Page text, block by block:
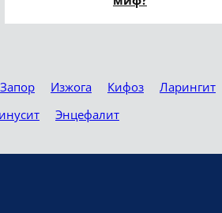
Запор Изжога Кифоз
Ларингит
Энцефалит